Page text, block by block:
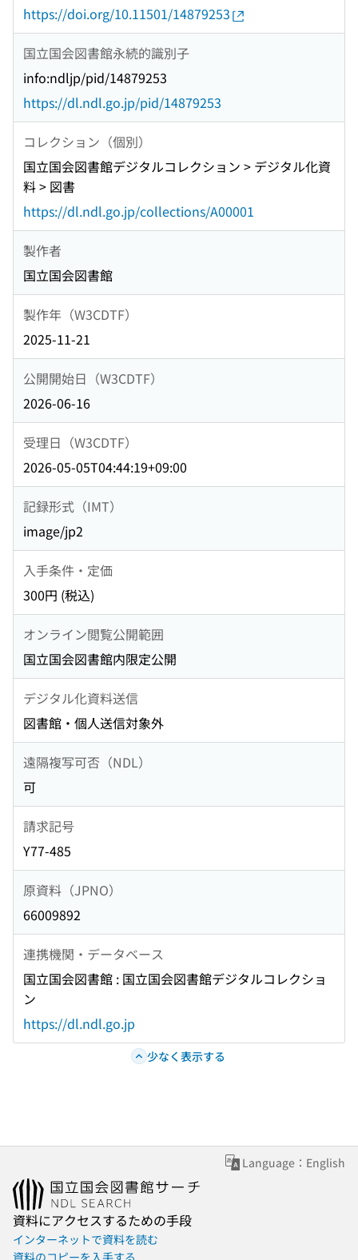
https://doi.org/10.11501/14879253
国立国会図書館永続的識別子
info:ndljp/pid/14879253
https://dl.ndl.go.jp/pid/14879253
コレクション（個別）
国立国会図書館デジタルコレクション > デジタル化資
料 > 図書
https://dl.ndl.go.jp/collections/A00001
製作者
国立国会図書館
製作年（W3CDTF）
2025-11-21
公開開始日（W3CDTF）
2026-06-16
受理日（W3CDTF）
2026-05-05T04:44:19+09:00
記録形式（IMT）
image/jp2
入手条件・定価
300円 (税込)
オンライン閲覧公開範囲
国立国会図書館内限定公開
デジタル化資料送信
図書館・個人送信対象外
遠隔複写可否（NDL）
可
請求記号
Y77-485
原資料（JPNO）
66009892
連携機関・データベース
国立国会図書館 : 国立国会図書館デジタルコレクショ
ン
https://dl.ndl.go.jp
少なく表示する
Language：English
資料にアクセスするための手段
インターネットで資料を読む